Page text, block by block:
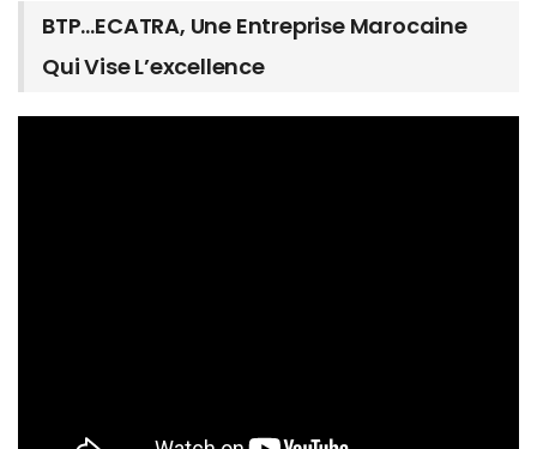
BTP…ECATRA, Une Entreprise Marocaine
Qui Vise L’excellence